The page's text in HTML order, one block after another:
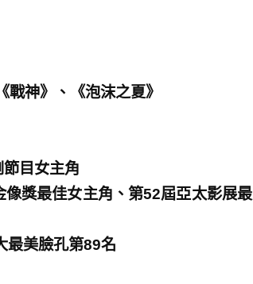
神》、《泡沫之夏》
目女主角
佳女主角、第52屆亞太影展最
臉孔第89名